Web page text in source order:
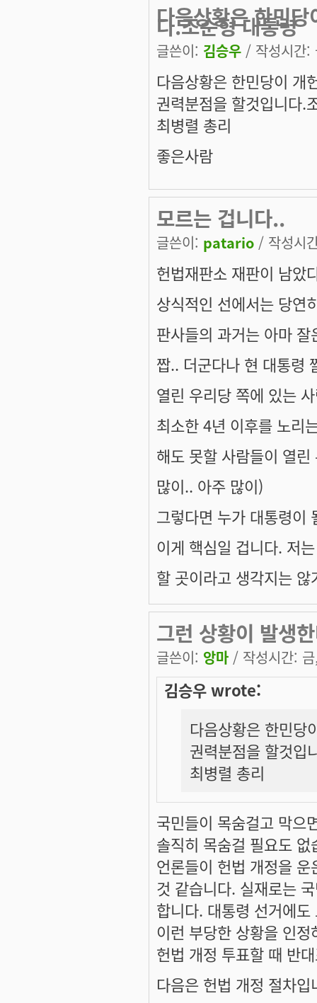
다음상황은 한민
다.조순형 대통령
글쓴이: 김승우 / 작성시간
다음상황은 한민당이 개
권력분점을 할것입니다.
최병렬 총리
좋은사람
모르는 겁니다..
글쓴이: patario / 작성시
헌법재판소 재판이 남았
상식적인 선에서는 당연
판사들의 과거는 아마
짭.. 더군다나 현 대통령
열린 우리당 쪽에 있는
최소한 4년 이후를 노리
해도 못할 사람들이 열
많이.. 아주 많이)
그렇다면 누가 대통령이
이게 핵심일 겁니다. 저
할 곳이라고 생각지는 않
그런 상황이 발생
글쓴이: 앙마 / 작성시간:
김승우 wrote:
다음상황은 한민당
권력분점을 할것입
최병렬 총리
국민들이 목숨걸고 막으
솔직히 목숨걸 필요도 없
언론들이 헌법 개정을
것 같습니다. 실재로는
합니다. 대통령 선거에
이런 부당한 상황을 인
헌법 개정 투표할 때 반
다음은 헌법 개정 절차입